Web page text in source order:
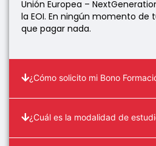
Unión Europea –
la EOI. En ningún momento
que pagar nada.
¿Cómo solicito mi Bono
¿Cuál es la modalidad de